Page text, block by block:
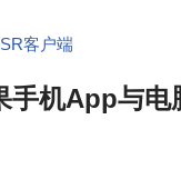
手机App与电